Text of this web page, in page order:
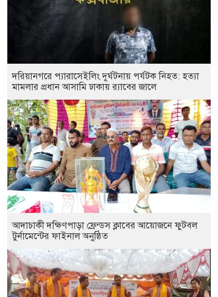
দরিয়ানগরে প্যারাসেইলিং দুর্ঘটনায় পর্যটক নিহত: হত্যা
মামলার প্রধান আসামি ঢাকায় র‌্যাবের জালে
আদাচাকী দক্ষিণপাড়া ফ্রেন্ডস ক্লাবের আয়োজনে ফুটবল
টুর্নামেন্টের ফাইনাল অনুষ্ঠিত